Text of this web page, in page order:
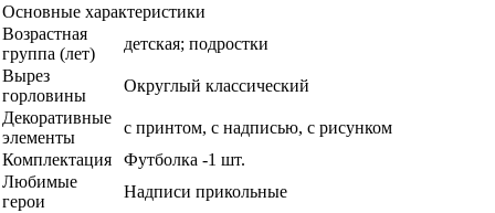
Основные характеристики
Возрастная
группа (лет)
детская; подростки
Вырез
горловины
Округлый классический
Декоративные
элементы
с принтом, с надписью, с рисунком
Комплектация
Футболка -1 шт.
Любимые
герои
Надписи прикольные